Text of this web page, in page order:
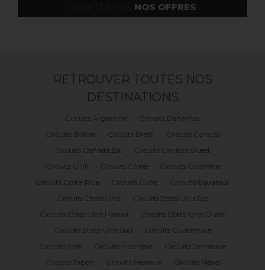
NOS OFFRES
RETROUVER TOUTES NOS
DESTINATIONS
Circuits Argentine
Circuits Bahamas
Circuits Bolivie
Circuits Brésil
Circuits Canada
Circuits Canada Est
Circuits Canada Ouest
Circuits Chili
Circuits Chine
Circuits Colombie
Circuits Costa Rica
Circuits Cuba
Circuits Equateur
Circuits Etats-Unis
Circuits Etats-Unis Est
Circuits Etats-Unis Hawaii
Circuits Etats-Unis Ouest
Circuits Etats-Unis Sud
Circuits Guatemala
Circuits Inde
Circuits Indonésie
Circuits Jamaïque
Circuits Japon
Circuits Mexique
Circuits Népal